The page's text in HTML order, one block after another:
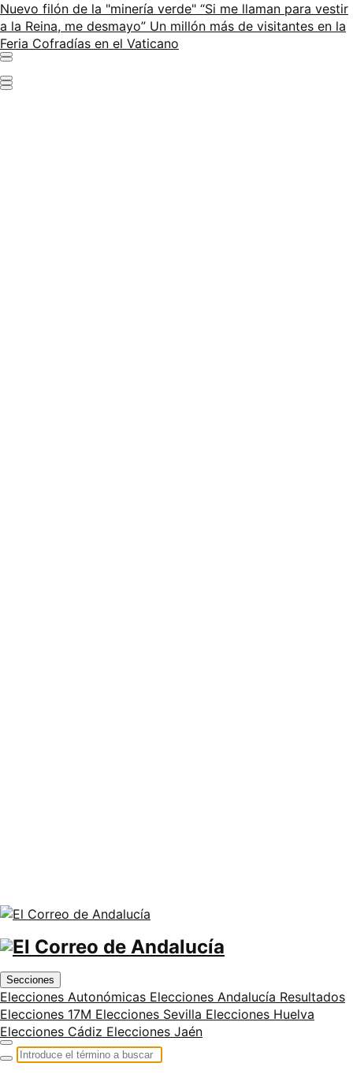
Nuevo filón de la "minería verde" “Si me llaman para vestir
a la Reina, me desmayo” Un millón más de visitantes en la
Feria Cofradías en el Vaticano
Secciones
Elecciones Autonómicas Elecciones Andalucía Resultados
Elecciones 17M Elecciones Sevilla Elecciones Huelva
Elecciones Cádiz Elecciones Jaén